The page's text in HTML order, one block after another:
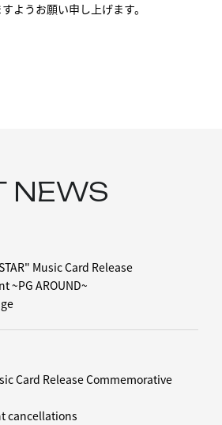
ようお願い申し上げます。
NEWS
Music Card Release
~PG AROUND~
Card Release Commemorative
cancellations